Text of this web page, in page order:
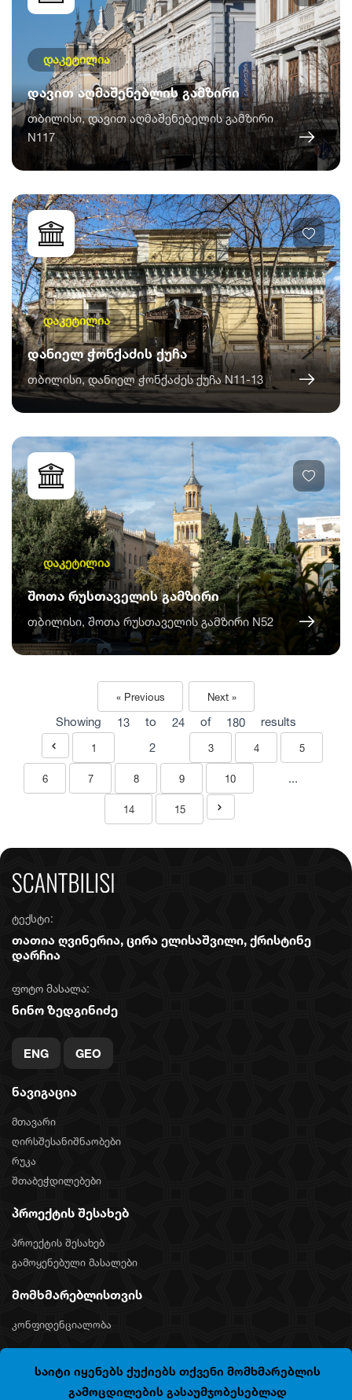
დაკეტილია
დავით აღმაშენებლის გამზირი
თბილისი, დავით აღმაშენებელის გამზირი
N117
დაკეტილია
დანიელ ჭონქაძის ქუჩა
თბილისი, დანიელ ჭონქაძეს ქუჩა N11-13
დაკეტილია
შოთა რუსთაველის გამზირი
თბილისი, შოთა რუსთაველის გამზირი N52
« Previous Next »
Showing 13 to 24 of 180 results
1 2 3 4 5
6 7 8 9 10 ...
14 15
საიტი იყენებს ქუქიებს თქვენი მომხმარებლის
გამოცდილების გასაუმჯობესებლად
ნავიგაცია
მთავარი
ღირსშესანიშნაობები
რუკა
შთაბეჭდილებები
პროექტის შესახებ
პროექტის შესახებ
გამოყენებული მასალები
მომხმარებლისთვის
კონფიდენციალობა
ტექსტი:
თათია ღვინერია, ცირა ელისაშვილი, ქრისტინე
დარჩია
ფოტო მასალა:
ნინო ზედგინიძე
ENG GEO
COPYRIGHT © 2024 "SILKNET JSC". ALL RIGHTS
RESERVED.